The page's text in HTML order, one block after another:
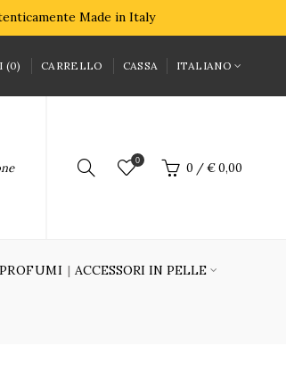
Made in Italy
(0) CARRELLO CASSA ITALIANO
0 0 / € 0,00
PROFUMI ACCESSORI IN PELLE